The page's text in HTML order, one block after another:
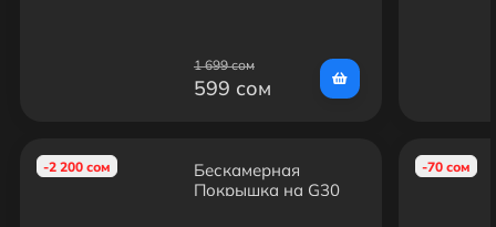
1 699 сом
599 сом
-2 200 сом
Бескамерная
Покрышка на G30
-70 сом